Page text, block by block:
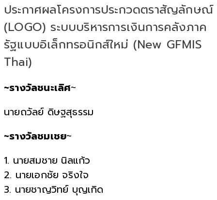
ประกาศผลโครงการประกวดตราสัญลักษณ์
(LOGO) ระบบบริหารการเงินการคลังภาค
รัฐแบบอิเล็กทรอนิกส์ใหม่ (New GFMIS
Thai)
~รางวัลชนะเลิศ~
นายถวัลย์ ดิษฐสุธรรม
~รางวัลชมเชย~
1. นายสมชาย นิลแก้ว
2. นายเอกชัย จริงใจ
3. นายชาญวิทย์ บุญเกิด